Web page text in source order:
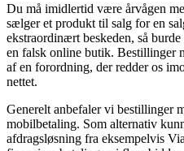
Du må imidlertid være årvågen
sælger et produkt til salg for en
ekstraordinært beskeden, så
en falsk online butik. Bestillinger
af en forordning, der redder os
nettet.
Generelt anbefaler vi bestillinger
mobilbetaling. Som alternativ
afdragsløsning fra eksempelvis